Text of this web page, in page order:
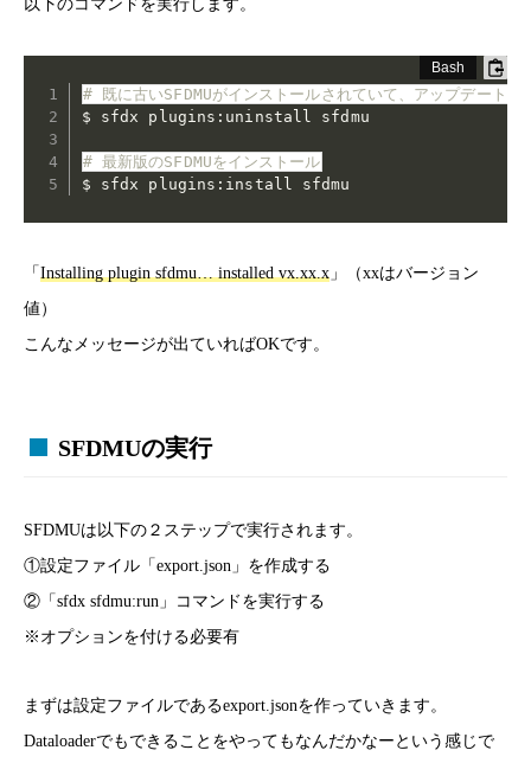
以下のコマンドを実行します。
# 既に古いSFDMUがインストールされていて、アップデート
$ sfdx plugins:uninstall sfdmu
# 最新版のSFDMUをインストール
$ sfdx plugins:install sfdmu
「Installing plugin sfdmu… installed vx.xx.x 」（xxはバージョン
値）
こんなメッセージが出ていればOKです。
SFDMUの実行
SFDMUは以下の２ステップで実行されます。
①設定ファイル「export.json」を作成する
②「sfdx sfdmu:run」コマンドを実行する
※オプションを付ける必要有
まずは設定ファイルであるexport.jsonを作っていきます。
Dataloaderでもできることをやってもなんだかなーという感じで